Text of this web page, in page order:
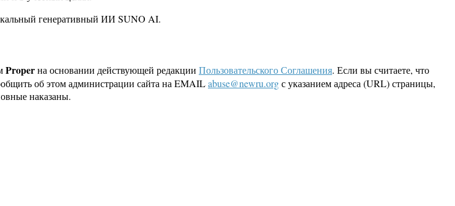
генеративный ИИ SUNO AI.
Properна основании действующей редакции Пользовательского Соглашения. Если вы считаете, что
об этом администрации сайта на EMAILabuse@newru.orgс указанием адреса (URL) страницы,
наказаны.